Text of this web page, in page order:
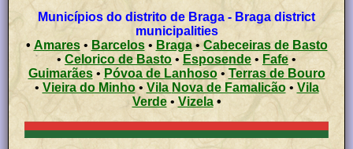
Municípios do distrito de Braga - Braga district
municipalities
• Amares• Barcelos• Braga•Cabeceiras de Basto
•
Celorico de Basto •Esposende • Fafe •
Guimarães• Póvoa de Lanhoso•
Terras de Bouro
• Vieira do Minho• Vila Nova de Famalicão• Vila
Verde•Vizela•